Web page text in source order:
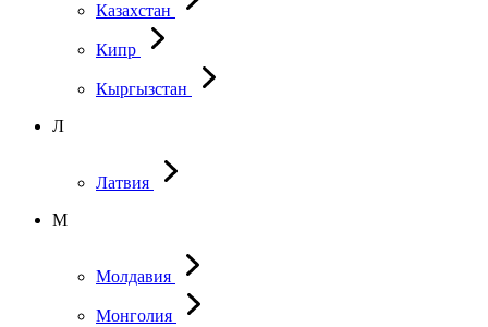
Казахстан
Кипр
Кыргызстан
Л
Латвия
М
Молдавия
Монголия